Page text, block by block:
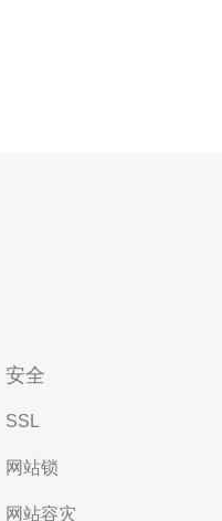
安全
SSL
网站锁
网站容灾